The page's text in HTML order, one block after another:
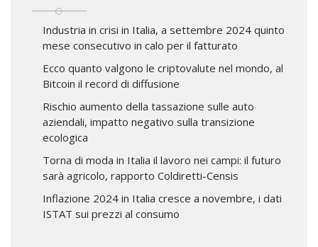
Industria in crisi in Italia, a settembre 2024 quinto
mese consecutivo in calo per il fatturato
Ecco quanto valgono le criptovalute nel mondo, al
Bitcoin il record di diffusione
Rischio aumento della tassazione sulle auto
aziendali, impatto negativo sulla transizione
ecologica
Torna di moda in Italia il lavoro nei campi: il futuro
sarà agricolo, rapporto Coldiretti-Censis
Inflazione 2024 in Italia cresce a novembre, i dati
ISTAT sui prezzi al consumo